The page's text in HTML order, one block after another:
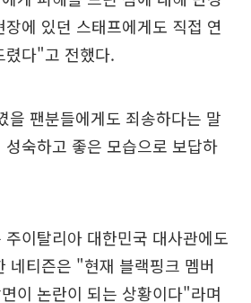
에 있던 스태프에게도 직접 연
렸다"고 전했다.
을 팬분들에게도 죄송하다는 말
숙하고 좋은 모습으로 보답하
이탈리아 대한민국 대사관에도
네티즌은 "현재 블랙핑크 멤버
이 논란이 되는 상황이다"라며